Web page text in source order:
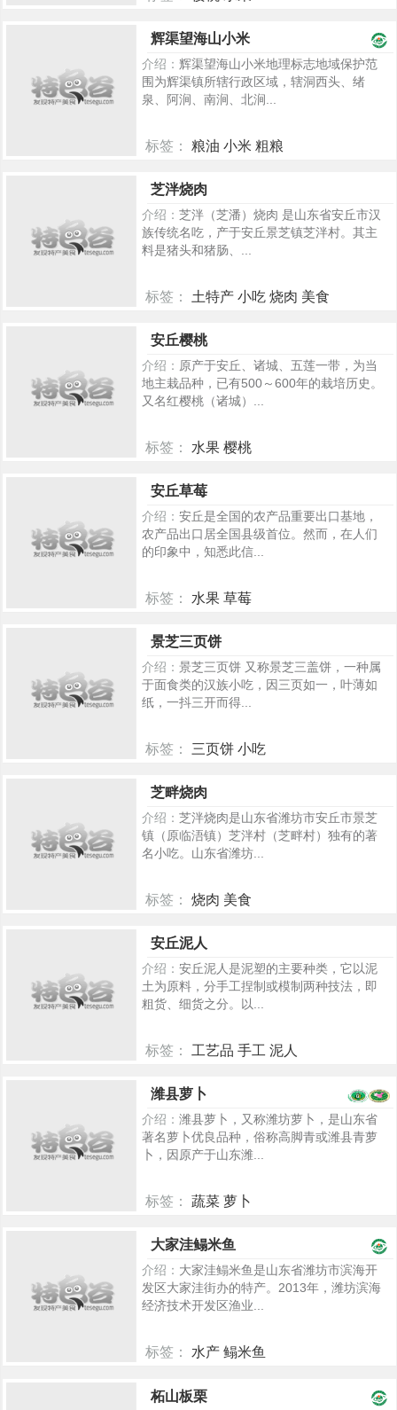
辉渠望海山小米
介绍： 辉渠望海山小米地理标志地域保护范
围为辉渠镇所辖行政区域，辖洞西头、绪
泉、阿涧、南涧、北涧...
标签： 粮油 小米 粗粮
芝泮烧肉
介绍： 芝泮（芝潘）烧肉 是山东省安丘市汉
族传统名吃，产于安丘景芝镇芝泮村。其主
料是猪头和猪肠、...
标签： 土特产 小吃 烧肉 美食
安丘樱桃
介绍： 原产于安丘、诸城、五莲一带，为当
地主栽品种，已有500～600年的栽培历史。
又名红樱桃（诸城）...
标签： 水果 樱桃
安丘草莓
介绍： 安丘是全国的农产品重要出口基地，
农产品出口居全国县级首位。然而，在人们
的印象中，知悉此信...
标签： 水果 草莓
景芝三页饼
介绍： 景芝三页饼 又称景芝三盖饼，一种属
于面食类的汉族小吃，因三页如一，叶薄如
纸，一抖三开而得...
标签： 三页饼 小吃
芝畔烧肉
介绍： 芝泮烧肉是山东省潍坊市安丘市景芝
镇（原临浯镇）芝泮村（芝畔村）独有的著
名小吃。山东省潍坊...
标签： 烧肉 美食
安丘泥人
介绍： 安丘泥人是泥塑的主要种类，它以泥
土为原料，分手工捏制或模制两种技法，即
粗货、细货之分。以...
标签： 工艺品 手工 泥人
潍县萝卜
介绍： 潍县萝卜，又称潍坊萝卜，是山东省
著名萝卜优良品种，俗称高脚青或潍县青萝
卜，因原产于山东潍...
标签： 蔬菜 萝卜
大家洼鳎米鱼
介绍： 大家洼鳎米鱼是山东省潍坊市滨海开
发区大家洼街办的特产。2013年，潍坊滨海
经济技术开发区渔业...
标签： 水产 鳎米鱼
柘山板栗